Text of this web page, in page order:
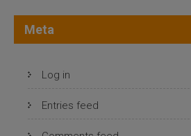
Meta
Log in
Entries feed